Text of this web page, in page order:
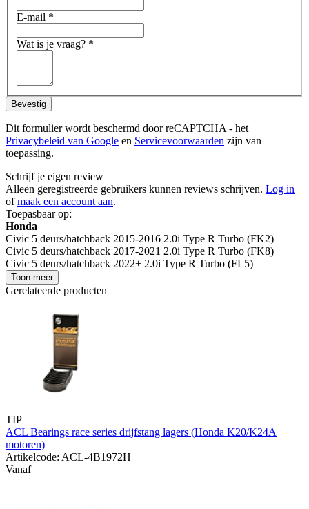
E-mail *
Wat is je vraag? *
Bevestig
Dit formulier wordt beschermd door reCAPTCHA - het
Privacybeleid van Google en Servicevoorwaarden zijn van
toepassing.
Schrijf je eigen review
Alleen geregistreerde gebruikers kunnen reviews schrijven. Log in
ofmaak een account aan.
Toepasbaar op:
Honda
Civic 5 deurs/hatchback 2015-2016 2.0i Type R Turbo (FK2)
Civic 5 deurs/hatchback 2017-2021 2.0i Type R Turbo (FK8)
Civic 5 deurs/hatchback 2022+ 2.0i Type R Turbo (FL5)
Toon meer
Gerelateerde producten
TIP
ACL Bearings race series drijfstang lagers (Honda K20/K24A
motoren)
Artikelcode: ACL-4B1972H
Vanaf